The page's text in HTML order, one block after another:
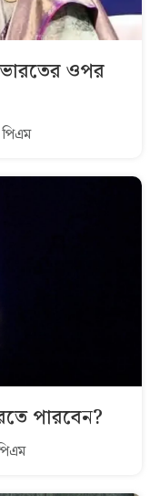
ভারতের ওপর
পারবেন?